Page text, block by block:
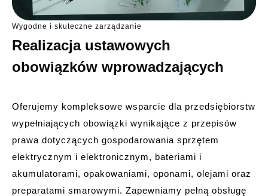
Wygodne i skuteczne zarządzanie
Realizacja ustawowych
obowiązków wprowadzających
Oferujemy kompleksowe wsparcie dla przedsiębiorstw
wypełniających obowiązki wynikające z przepisów
prawa dotyczących gospodarowania sprzętem
elektrycznym i elektronicznym, bateriami i
akumulatorami, opakowaniami, oponami, olejami oraz
preparatami smarowymi. Zapewniamy pełną obsługę